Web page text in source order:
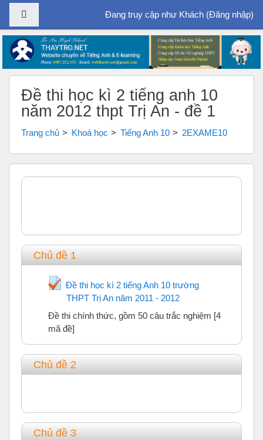
Chuyển tới nội dung chính
Bảng điều khiển cạnhĐang truy cập như Khách (Đăng nhập)
Đề thi học kì 2 tiếng anh 10
năm 2012 thpt Trị An - đề 1
Trang chủ Khoá học Tiếng Anh 10 2EXAME10
Tổng quan các chủ đề
Chủ đề 1
Đề thi học kì 2 tiếng Anh 10 trường
THPT Trị An năm 2011 - 2012Trắc nghiệm
Đề thi chính thức, gồm 50 câu trắc nghiệm [4
mã đề]
Chủ đề 2
Chủ đề 3